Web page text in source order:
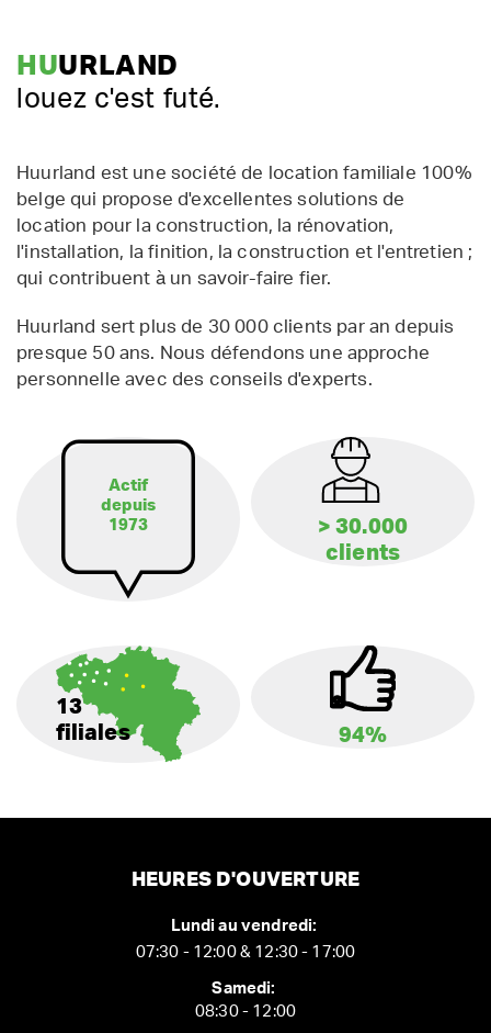
HUURLAND
louez c'est futé.
Huurland est une société de location familiale 100%
belge qui propose d'excellentes solutions de
location pour la construction, la rénovation,
l'installation, la finition, la construction et l'entretien ;
qui contribuent à un savoir-faire fier.
Huurland sert plus de 30 000 clients par an depuis
presque 50 ans. Nous défendons une approche
personnelle avec des conseils d'experts.
Actif
depuis
1973
> 30.000
clients
13
filiales
94%
HEURES D'OUVERTURE
Lundi au vendredi:
07:30 - 12:00 & 12:30 - 17:00
Samedi:
08:30 - 12:00